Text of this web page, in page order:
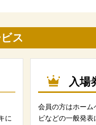
ス
に
入場
会員の方はホーム
ビなどの一般発